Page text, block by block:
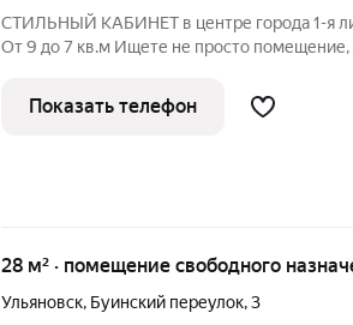
СТИЛЬНЫЙ КАБИНЕТ в центре города 1-я линия, тишина и стиль
От 9 до 7 кв.м Ищете не просто помещение,
самом центре! Сдаём в аренду стильные
отреставрированном
Показать телефон
28 м² · помещение свободного
Ульяновск, Буинский переулок,3